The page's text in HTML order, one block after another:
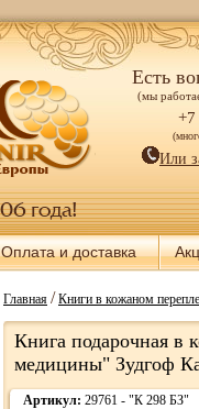
Есть
(мы
+7
Или
Оплата и доставка
Главная/Книги в кожаном
Книга подарочная в
медицины" Зудгоф
Артикул: 29761 - "К 298 БЗ"